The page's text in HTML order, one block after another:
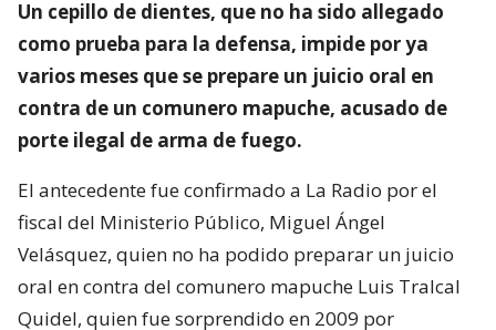
Un cepillo de dientes, que no ha sido allegado
como prueba para la defensa, impide por ya
varios meses que se prepare un juicio oral en
contra de un comunero mapuche, acusado de
porte ilegal de arma de fuego.
El antecedente fue confirmado a La Radio por el
fiscal del Ministerio Público, Miguel Ángel
Velásquez, quien no ha podido preparar un juicio
oral en contra del comunero mapuche Luis Tralcal
Quidel, quien fue sorprendido en 2009 por